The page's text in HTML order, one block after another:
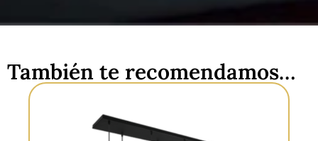
También te recomendamos…